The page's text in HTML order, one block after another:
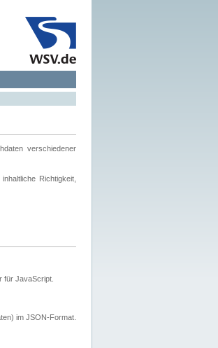
verschiedener
Richtigkeit,
für JavaScript.
im JSON-Format.